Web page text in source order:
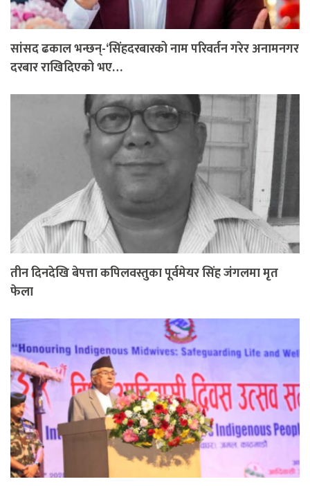
सांसद ढकाल भन्छन्-‘सिंहदरबारको नाम परिवर्तन गरेर अनामनगर
दरबार राखिदिएको भए…
तीन दिनदेखि बेपत्ता कपिलवस्तुका पूर्वमेयर सिंह जंगलमा मृत
फेला